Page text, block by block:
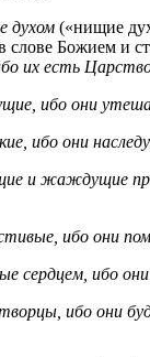
духом («нищие
слове Божием и
их есть
ибо они
ибо они
и жаждущие
ибо они
сердцем, ибо
ибо они